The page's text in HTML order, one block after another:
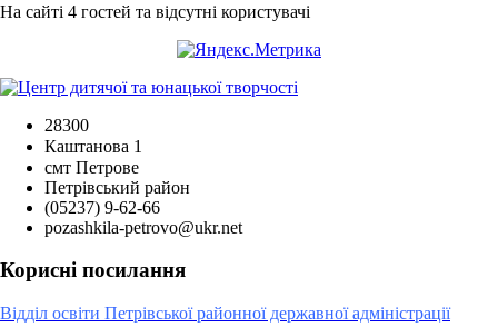
На сайті 4 гостей та відсутні користувачі
28300
Каштанова 1
смт Петрове
Петрівський район
(05237) 9-62-66
pozashkila-petrovo@ukr.net
Корисні посилання
Відділ освіти Петрівської районної державної адміністрації